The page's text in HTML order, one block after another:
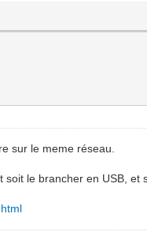
sur le meme réseau.
le brancher en USB,